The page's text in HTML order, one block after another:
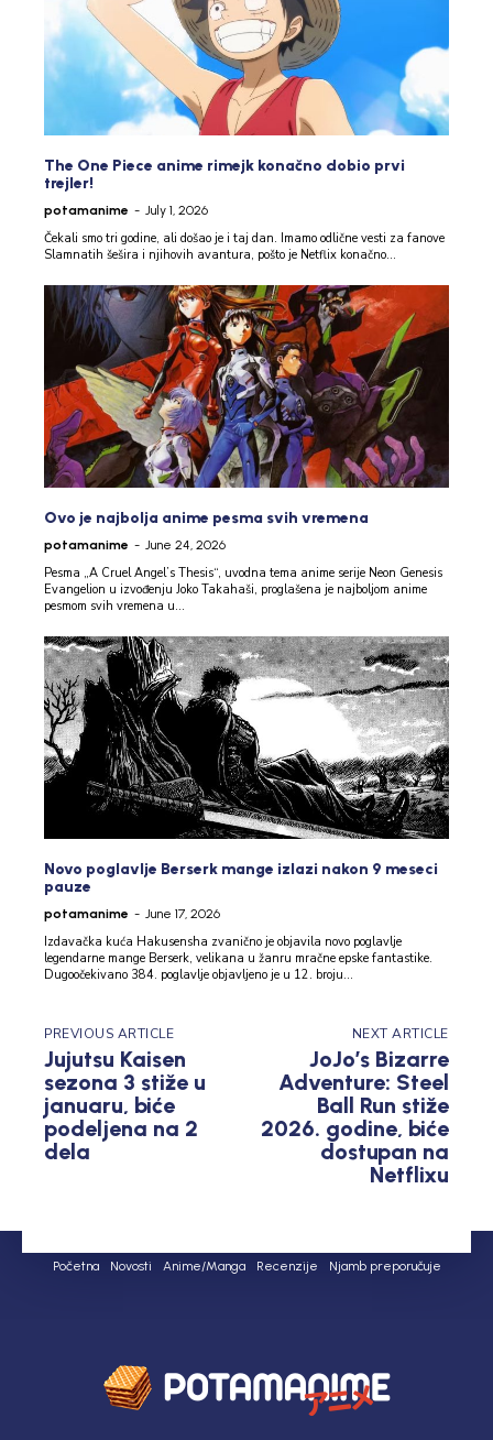
The One Piece anime rimejk konačno dobio prvi
trejler!
potamanime - July 1, 2026
Čekali smo tri godine, ali došao je i taj dan. Imamo odlične vesti za fanove
Slamnatih šešira i njihovih avantura, pošto je Netflix konačno...
Ovo je najbolja anime pesma svih vremena
potamanime - June 24, 2026
Pesma „A Cruel Angel’s Thesis“, uvodna tema anime serije Neon Genesis
Evangelion u izvođenju Joko Takahaši, proglašena je najboljom anime
pesmom svih vremena u...
Novo poglavlje Berserk mange izlazi nakon 9 meseci
pauze
potamanime - June 17, 2026
Izdavačka kuća Hakusensha zvanično je objavila novo poglavlje
legendarne mange Berserk, velikana u žanru mračne epske fantastike.
Dugoočekivano 384. poglavlje objavljeno je u 12. broju...
PREVIOUS ARTICLE
Jujutsu Kaisen
sezona 3 stiže u
januaru, biće
podeljena na 2
dela
NEXT ARTICLE
JoJo’s Bizarre
Adventure: Steel
Ball Run stiže
2026. godine, biće
dostupan na
Netflixu
Početna Novosti Anime/Manga Recenzije Njamb preporučuje